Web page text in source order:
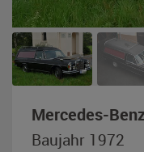
Mercedes-
Baujahr 1972